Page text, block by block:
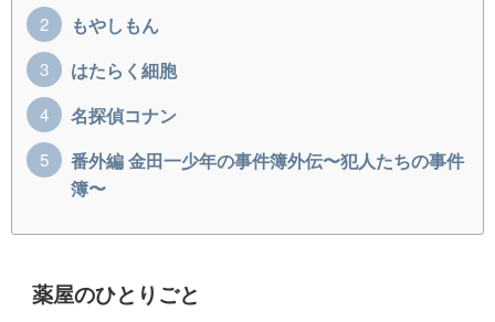
もやしもん
はたらく細胞
名探偵コナン
番外編 金田一少年の事件簿外伝〜犯人たちの事件
簿〜
薬屋のひとりごと